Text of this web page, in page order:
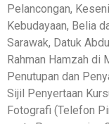
Pelancongan,
Kebudayaan, Belia
Sarawak, Datuk
Rahman Hamzah di
Penutupan dan
Sijil Penyertaan
Fotografi (Telefon